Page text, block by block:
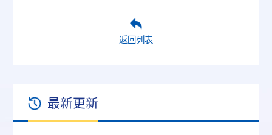
返回列表
最新更新